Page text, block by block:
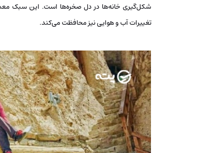
شکل‌گیری خانه‌ها در دل صخره‌ها است. این سبک
تغییرات آب و هوایی نیز محافظت می‌کند.